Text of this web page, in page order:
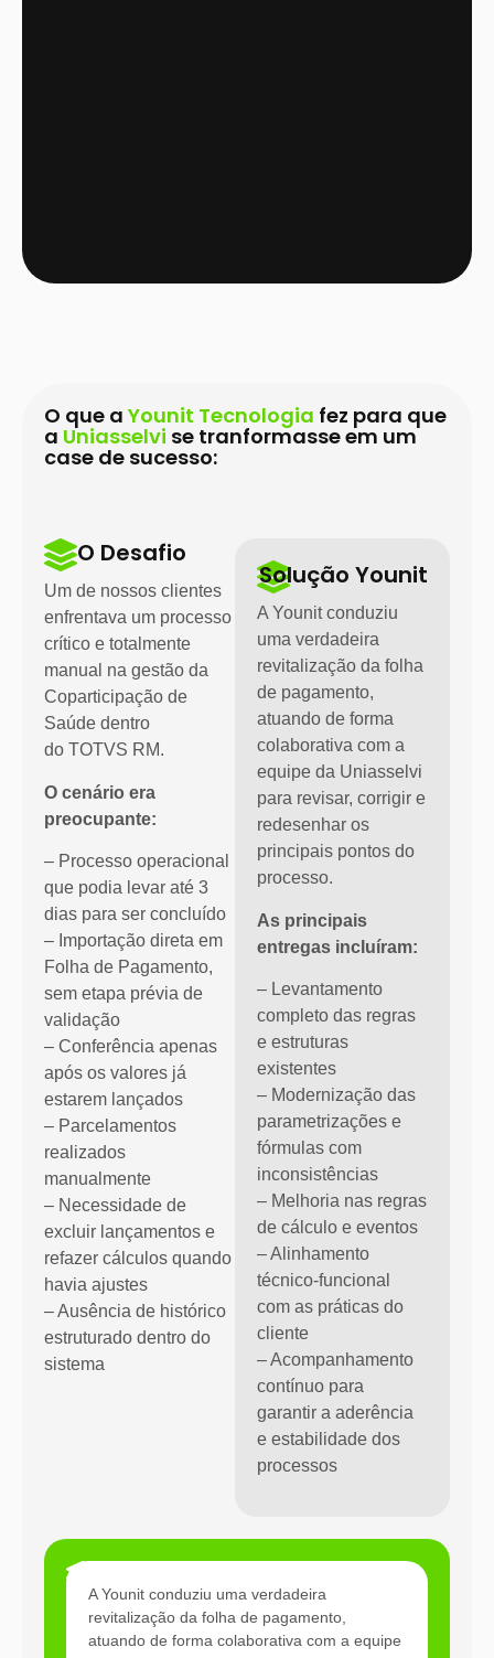
O que a Younit Tecnologia fez para que
a Uniasselvi se tranformasse em um
case de sucesso:
O Desafio
Um de nossos clientes
enfrentava um processo
crítico e totalmente
manual na gestão da
Coparticipação de
Saúde dentro
do TOTVS RM.
O cenário era
preocupante:
– Processo operacional
que podia levar até 3
dias para ser concluído
– Importação direta em
Folha de Pagamento,
sem etapa prévia de
validação
– Conferência apenas
após os valores já
estarem lançados
– Parcelamentos
realizados
manualmente
– Necessidade de
excluir lançamentos e
refazer cálculos quando
havia ajustes
– Ausência de histórico
estruturado dentro do
sistema
Solução Younit
A Younit conduziu
uma verdadeira
revitalização da folha
de pagamento,
atuando de forma
colaborativa com a
equipe da Uniasselvi
para revisar, corrigir e
redesenhar os
principais pontos do
processo.
As principais
entregas incluíram:
– Levantamento
completo das regras
e estruturas
existentes
– Modernização das
parametrizações e
fórmulas com
inconsistências
– Melhoria nas regras
de cálculo e eventos
– Alinhamento
técnico-funcional
com as práticas do
cliente
– Acompanhamento
contínuo para
garantir a aderência
e estabilidade dos
processos
Resultados
A Younit conduziu uma verdadeira
revitalização da folha de pagamento,
atuando de forma colaborativa com a equipe